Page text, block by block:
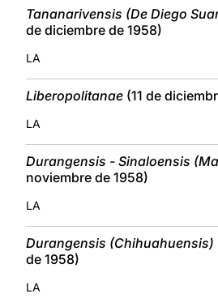
Tananarivensis (De Diego
de diciembre de 1958)
LA
Liberopolitanae (11 de
LA
Durangensis - Sinaloensis
noviembre de 1958)
LA
Durangensis (Chihuahuensis)
de 1958)
LA